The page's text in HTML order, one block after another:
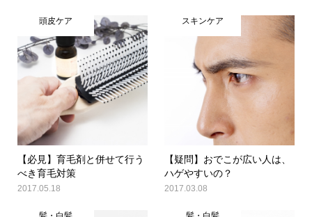
頭皮ケア
【必見】育毛剤と併せて行う
べき育毛対策
2017.05.18
スキンケア
【疑問】おでこが広い人は、
ハゲやすいの？
2017.03.08